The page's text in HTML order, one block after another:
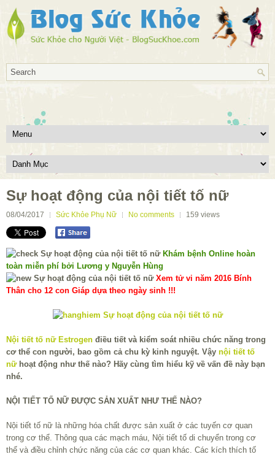
Sự hoạt động của nội tiết tố nữ
08/04/2017 Sức Khỏe Phụ Nữ No comments 159 views
Khám bệnh Online hoàn
toàn miễn phí bởi Lương y Nguyễn Hùng
Xem tử vi năm 2016 Bính
Thân cho 12 con Giáp dựa theo ngày sinh !!!
Nội tiết tố nữ Estrogen điều tiết và kiểm soát nhiều chức năng trong
cơ thể con người, bao gồm cả chu kỳ kinh nguyệt. Vậy nội tiết tố
nữhoạt động như thế nào? Hãy cùng tìm hiểu kỹ về vấn đề này bạn
nhé.
NỘI TIẾT TỐ NỮ ĐƯỢC SẢN XUẤT NHƯ THẾ NÀO?
Nội tiết tố nữ là những hóa chất được sản xuất ở các tuyến cơ quan
trong cơ thể. Thông qua các mạch máu, Nội tiết tố di chuyển trong cơ
thể và điều chỉnh chức năng của các cơ quan khác. Các kích thích tố